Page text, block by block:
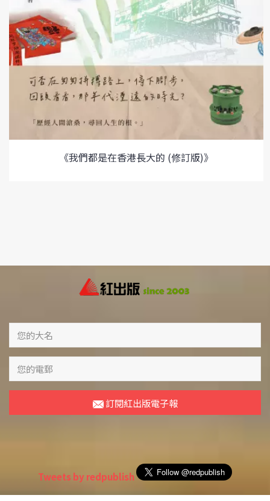
《我們都是在香港長大的 (修訂版)》
訂閱紅出版電子報
Tweets by redpublish